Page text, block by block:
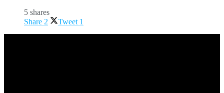
5 shares
Share 2 Tweet 1